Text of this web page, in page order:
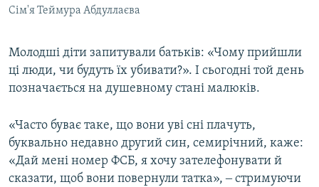
Сім'я Теймура Абдуллаєва
Молодші діти запитували батьків: «Чому прийшли
ці люди, чи будуть їх убивати?». І сьогодні той день
позначається на душевному стані малюків.
«Часто буває таке, що вони уві сні плачуть,
буквально недавно другий син, семирічний, каже:
«Дай мені номер ФСБ, я хочу зателефонувати й
сказати, щоб вони повернули татка», ‒ стримуючи